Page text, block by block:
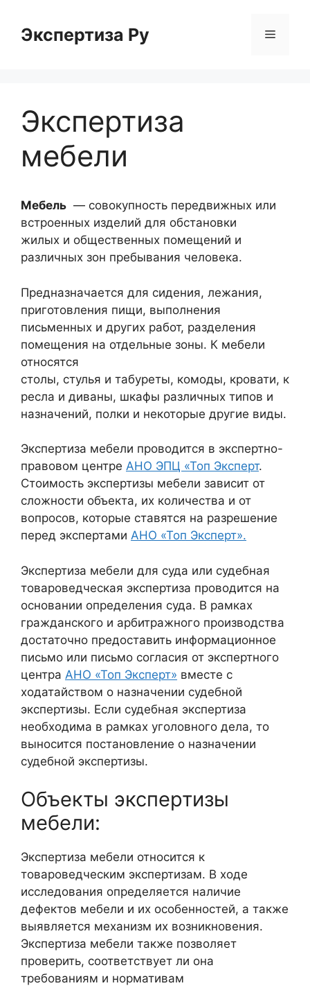
содержимому
Экспертиза Ру Меню
Экспертиза
мебели
Мебель — совокупность передвижных или
встроенных изделий для обстановки
жилых и общественных помещений и
различных зон пребывания человека.
Предназначается для сидения, лежания,
приготовления пищи, выполнения
письменных и других работ, разделения
помещения на отдельные зоны. К мебели
относятся
столы, стулья и табуреты, комоды, кровати, к
ресла и диваны, шкафы различных типов и
назначений, полки и некоторые другие виды.
Экспертиза мебели проводится в экспертно-
правовом центре АНО ЭПЦ «Топ Эксперт.
Стоимость экспертизы мебели зависит от
сложности объекта, их количества и от
вопросов, которые ставятся на разрешение
перед экспертами АНО «Топ Эксперт».
Экспертиза мебели для суда или судебная
товароведческая экспертиза проводится на
основании определения суда. В рамках
гражданского и арбитражного производства
достаточно предоставить информационное
письмо или письмо согласия от экспертного
центра АНО «Топ Эксперт» вместе с
ходатайством о назначении судебной
экспертизы. Если судебная экспертиза
необходима в рамках уголовного дела, то
выносится постановление о назначении
судебной экспертизы.
Объекты экспертизы
мебели:
Экспертиза мебели относится к
товароведческим экспертизам. В ходе
исследования определяется наличие
дефектов мебели и их особенностей, а также
выявляется механизм их возникновения.
Экспертиза мебели также позволяет
проверить, соответствует ли она
требованиям и нормативам